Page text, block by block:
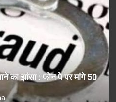
का झांसा : फोन पे पर मांगे 50